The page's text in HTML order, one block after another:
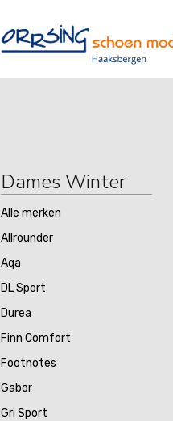
Dames Winter
Alle merken
Allrounder
Aqa
DL Sport
Durea
Finn Comfort
Footnotes
Gabor
Gri Sport